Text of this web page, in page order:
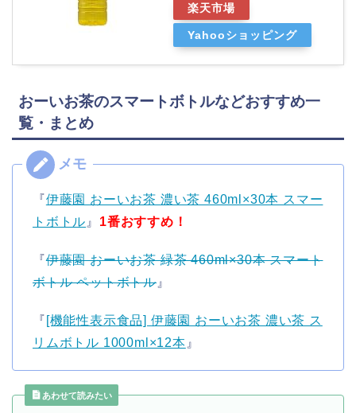
楽天市場
Yahooショッピング
おーいお茶のスマートボトルなどおすすめ一
覧・まとめ
『伊藤園 おーいお茶 濃い茶 460ml×30本 スマー
トボトル 』 1番おすすめ！
『伊藤園 おーいお茶 緑茶 460ml×30本 スマート
ボトル ペットボトル 』
『 [機能性表示食品] 伊藤園 おーいお茶 濃い茶 ス
リムボトル 1000ml×12本 』
あわせて読みたい